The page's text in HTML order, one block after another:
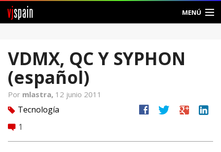
vjspain MENÚ
Foros
Noticias
Vjspain
Ayuda
VDMX, QC Y SYPHON
(español)
Por mlastra, 12 junio 2011
tag Tecnología
comment 1
facebook twitter google linkedin